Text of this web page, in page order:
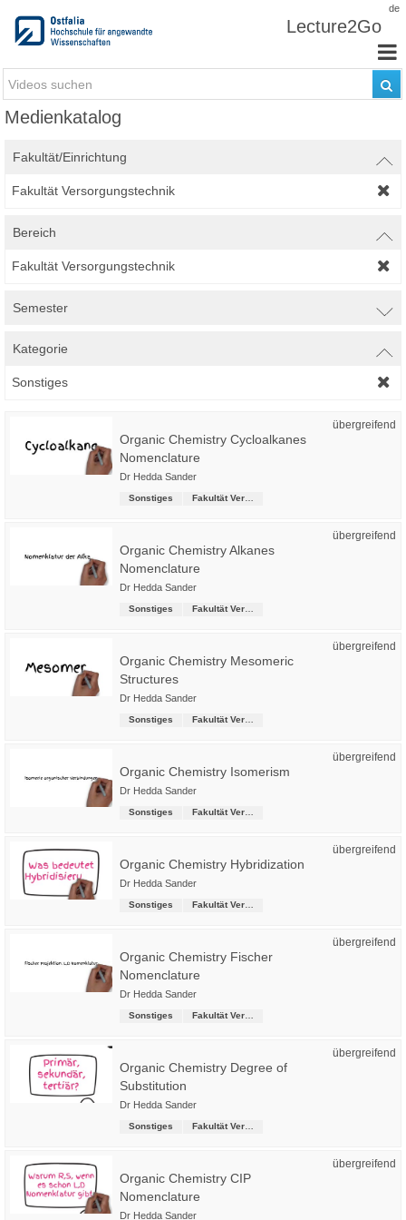
de
Lecture2Go
Medienkatalog
Fakultät/Einrichtung
Fakultät Versorgungstechnik
Bereich
Fakultät Versorgungstechnik
Semester
Kategorie
Sonstiges
übergreifend
Organic Chemistry Cycloalkanes
Nomenclature
Dr Hedda Sander
Sonstiges
übergreifend
Organic Chemistry Alkanes
Nomenclature
Dr Hedda Sander
Sonstiges
übergreifend
Organic Chemistry Mesomeric
Structures
Dr Hedda Sander
Sonstiges
übergreifend
Organic Chemistry Isomerism
Dr Hedda Sander
Sonstiges
übergreifend
Organic Chemistry Hybridization
Dr Hedda Sander
Sonstiges
übergreifend
Organic Chemistry Fischer
Nomenclature
Dr Hedda Sander
Sonstiges
übergreifend
Organic Chemistry Degree of
Substitution
Dr Hedda Sander
Sonstiges
übergreifend
Organic Chemistry CIP
Nomenclature
Dr Hedda Sander